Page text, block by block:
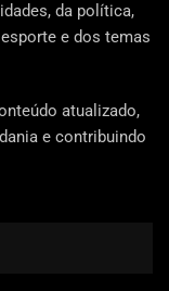
da política,
e dos temas
atualizado,
e contribuindo